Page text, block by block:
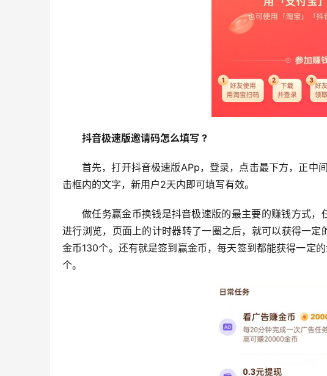
抖音极速版邀请码怎么填写 ?
首先，打开抖音极速版APp，登录，点击最下方，正中
击框内的文字，新用户2天内即可填写有效。
做任务赢金币换钱是抖音极速版的最主要的赚钱方式
进行浏览，页面上的计时器转了一圈之后，就可以获得一
金币130个。还有就是签到赢金币，每天签到都能获得一定
个。